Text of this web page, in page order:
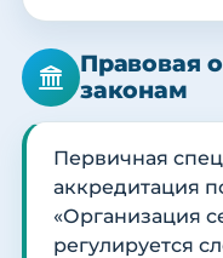
Правовая
законам
Первичная
аккредитация
«Организация
регулируется